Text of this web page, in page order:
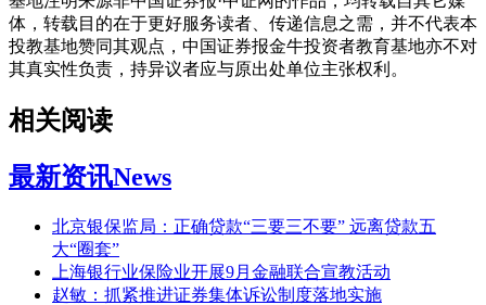
体，转载目的在于更好服务读者、传递信息之需，并不代表本
投教基地赞同其观点，中国证券报金牛投资者教育基地亦不对
其真实性负责，持异议者应与原出处单位主张权利。
相关阅读
最新资讯News
北京银保监局：正确贷款“三要三不要” 远离贷款五
大“圈套”
上海银行业保险业开展9月金融联合宣教活动
赵敏：抓紧推进证券集体诉讼制度落地实施